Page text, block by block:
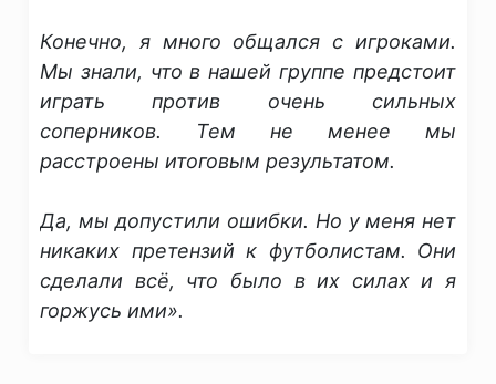
Конечно, я много общался с игроками.
Мы знали, что в нашей группе предстоит
играть против очень сильных
соперников. Тем не менее мы
расстроены итоговым результатом.
Да, мы допустили ошибки. Но у меня нет
никаких претензий к футболистам. Они
сделали всё, что было в их силах и я
горжусь ими».